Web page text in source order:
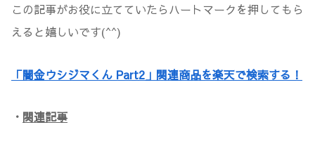
この記事がお役に立てていたらハートマークを押してもら
えると嬉しいです(^^)
「闇金ウシジマくん Part2」関連商品を楽天で検索する！
・ 関連記事